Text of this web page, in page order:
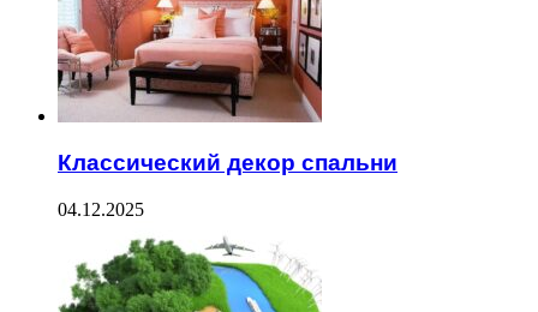
Классический декор спальни
04.12.2025